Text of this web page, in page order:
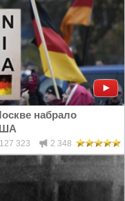
набрало
127 323 2 348